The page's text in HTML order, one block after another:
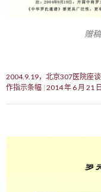
赠稿
2004.9.19，北京307医院座
作指示条幅 2014 年 6 月 21 日